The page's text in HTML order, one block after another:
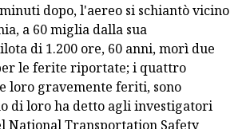
dopo, l'aereo si schiantò vicino
a 60 miglia dalla sua
di 1.200 ore, 60 anni, morì due
le ferite riportate; i quattro
loro gravemente feriti, sono
di loro ha detto agli investigatori
National Transportation Safety